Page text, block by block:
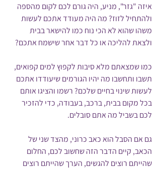
איזה "גזר", מניע, היה גורם לכם לקום מהספה
ולהתחיל לזוז? מה היה מעודד אתכם לעשות
משהו שהוא לא הכי נוח כמו להישאר בבית
ולצאת להליכה או כל דבר אחר שישמח אתכם?
כמו שמצאתם מלא סיבות לקפוץ למים קפואים,
תשבו ותחשבו מה יהיו הגורמים שיעודדו אתכם
לעשות שינוי בחיים שלכם? רשמו והציגו אותם
בכל מקום בבית, ברכב, בעבודה, כדי להזכיר
לכם בשביל מה אתם סובלים.
גם אם הסבל הוא כאב כרוני, מהצד שני של
הכאב, קיים הדבר הזה שחשוב לכם, החלום
שהייתם רוצים להגשים, הערך שהייתם רוצים